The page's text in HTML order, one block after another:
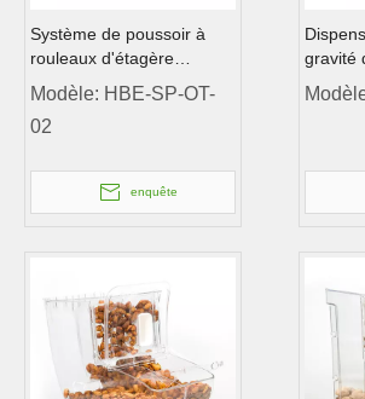
Système de poussoir à
rouleaux d'étagère
d'alimentation de gravité
en aluminium
Modèle: HBE-SP-OT-
02
enquête
gravité
en vrac